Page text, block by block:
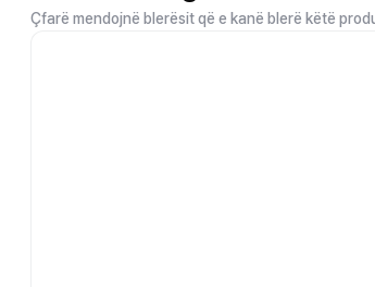
Çfarë mendojnë blerësit që e kanë blerë këtë